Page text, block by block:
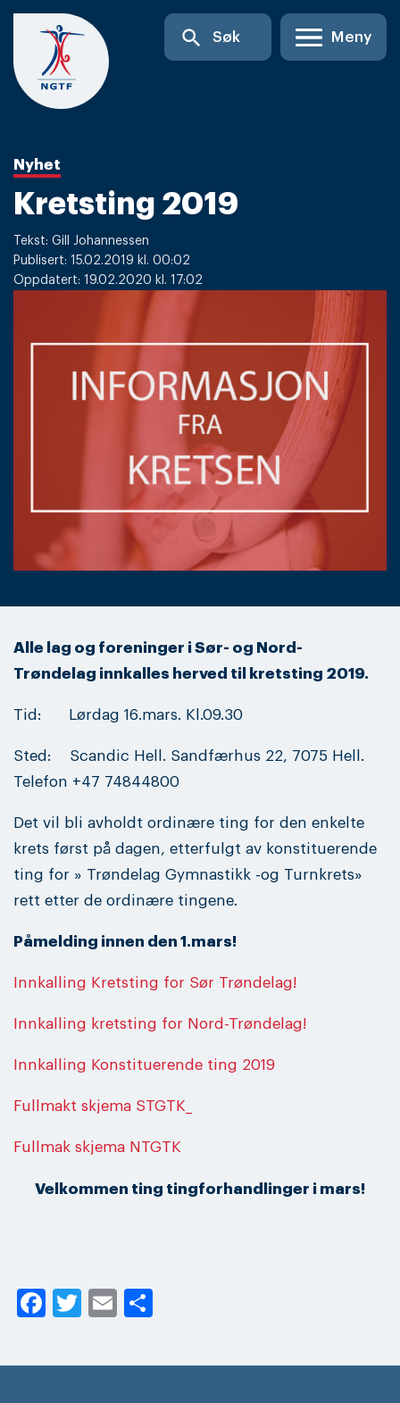
Skip
content
search Søk Meny
Nyhet
Kretsting 2019
Tekst: Gill Johannessen
Publisert: 15.02.2019 kl. 00:02
Oppdatert: 19.02.2020 kl. 17:02
Alle lag og foreninger i Sør- og Nord-
Trøndelag innkalles herved til kretsting 2019.
Tid: Lørdag 16.mars. Kl.09.30
Sted: Scandic Hell. Sandfærhus 22, 7075 Hell.
Telefon +47 74844800
Det vil bli avholdt ordinære ting for den enkelte
krets først på dagen, etterfulgt av konstituerende
ting for » Trøndelag Gymnastikk -og Turnkrets»
rett etter de ordinære tingene.
Påmelding innen den 1.mars!
Innkalling Kretsting for Sør Trøndelag!
Innkalling kretsting for Nord-Trøndelag!
Innkalling Konstituerende ting 2019
Fullmakt skjema STGTK_
Fullmak skjema NTGTK
Velkommen ting tingforhandlinger i mars!
Facebook
Twitter
Email